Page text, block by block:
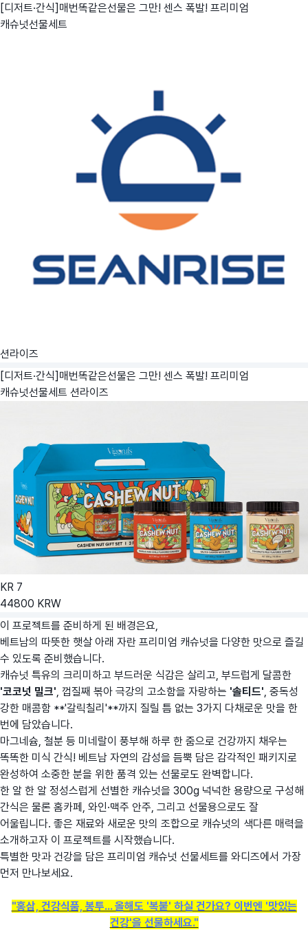
[디저트·간식]매번똑같은선물은 그만! 센스 폭발! 프리미엄
캐슈넛선물세트
션라이즈
[디저트·간식]매번똑같은선물은 그만! 센스 폭발! 프리미엄
캐슈넛선물세트 션라이즈
KR 7
44800 KRW
이 프로젝트를 준비하게 된 배경은요,
베트남의 따뜻한 햇살 아래 자란 프리미엄 캐슈넛을 다양한 맛으로 즐길
수 있도록 준비했습니다.
캐슈넛 특유의 크리미하고 부드러운 식감은 살리고, 부드럽게 달콤한
'코코넛 밀크', 껍질째 볶아 극강의 고소함을 자랑하는 '솔티드', 중독성
강한 매콤함 **'갈릭칠리'**까지 질릴 틈 없는 3가지 다채로운 맛을 한
번에 담았습니다.
마그네슘, 철분 등 미네랄이 풍부해 하루 한 줌으로 건강까지 채우는
똑똑한 미식 간식! 베트남 자연의 감성을 듬뿍 담은 감각적인 패키지로
완성하여 소중한 분을 위한 품격 있는 선물로도 완벽합니다.
한 알 한 알 정성스럽게 선별한 캐슈넛을 300g 넉넉한 용량으로 구성해
간식은 물론 홈카페, 와인·맥주 안주, 그리고 선물용으로도 잘
어울립니다. 좋은 재료와 새로운 맛의 조합으로 캐슈넛의 색다른 매력을
소개하고자 이 프로젝트를 시작했습니다.
특별한 맛과 건강을 담은 프리미엄 캐슈넛 선물세트를 와디즈에서 가장
먼저 만나보세요.
"홍삼, 건강식품, 봉투... 올해도 '복붙' 하실 건가요? 이번엔 '맛있는
건강'을 선물하세요."